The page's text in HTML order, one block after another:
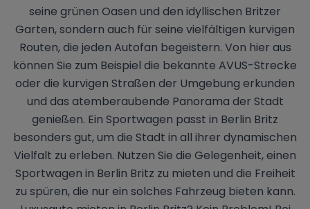
seine grünen Oasen und den idyllischen Britzer
Garten, sondern auch für seine vielfältigen kurvigen
Routen, die jeden Autofan begeistern. Von hier aus
können Sie zum Beispiel die bekannte AVUS-Strecke
oder die kurvigen Straßen der Umgebung erkunden
und das atemberaubende Panorama der Stadt
genießen. Ein Sportwagen passt in Berlin Britz
besonders gut, um die Stadt in all ihrer dynamischen
Vielfalt zu erleben. Nutzen Sie die Gelegenheit, einen
Sportwagen in Berlin Britz zu mieten und die Freiheit
zu spüren, die nur ein solches Fahrzeug bieten kann.